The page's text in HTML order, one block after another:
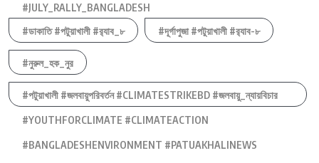
#JULY_RALLY_BANGLADESH
#ডাকাতি #পটুয়াখালী #র‍্যাব_৮
#দূর্গাপুজা #পটুয়াখালী #র‍্যাব-৮
#নুরুল_হক_নুর
#পটুয়াখালী #জলবায়ুপরিবর্তন #CLIMATESTRIKEBD #জলবায়ু_ন্যায়বিচার
#YOUTHFORCLIMATE #CLIMATEACTION
#BANGLADESHENVIRONMENT #PATUAKHALINEWS